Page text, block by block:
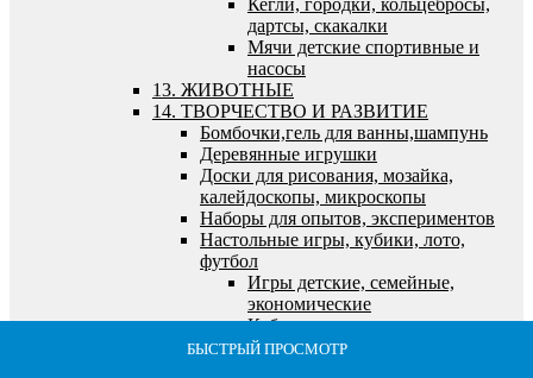
БЫСТРЫЙ ПРОСМОТР
БЫСТРЫЙ ПРОСМОТР
БЫСТРЫЙ ПРОСМОТР
БЫСТРЫЙ ПРОСМОТР
БЫСТРЫЙ ПРОСМОТР
дартсы, скакалки
Мячи детские спортивные и
насосы
13. ЖИВОТНЫЕ
14. ТВОРЧЕСТВО И РАЗВИТИЕ
Бомбочки,гель для ванны,шампунь
Деревянные игрушки
Доски для рисования, мозайка,
калейдоскопы, микроскопы
Наборы для опытов, экспериментов
Настольные игры, кубики, лото,
футбол
Игры детские, семейные,
экономические
Кубики, лото, домино, шахматы
и логические игры